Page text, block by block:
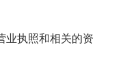
业执照和相关的资